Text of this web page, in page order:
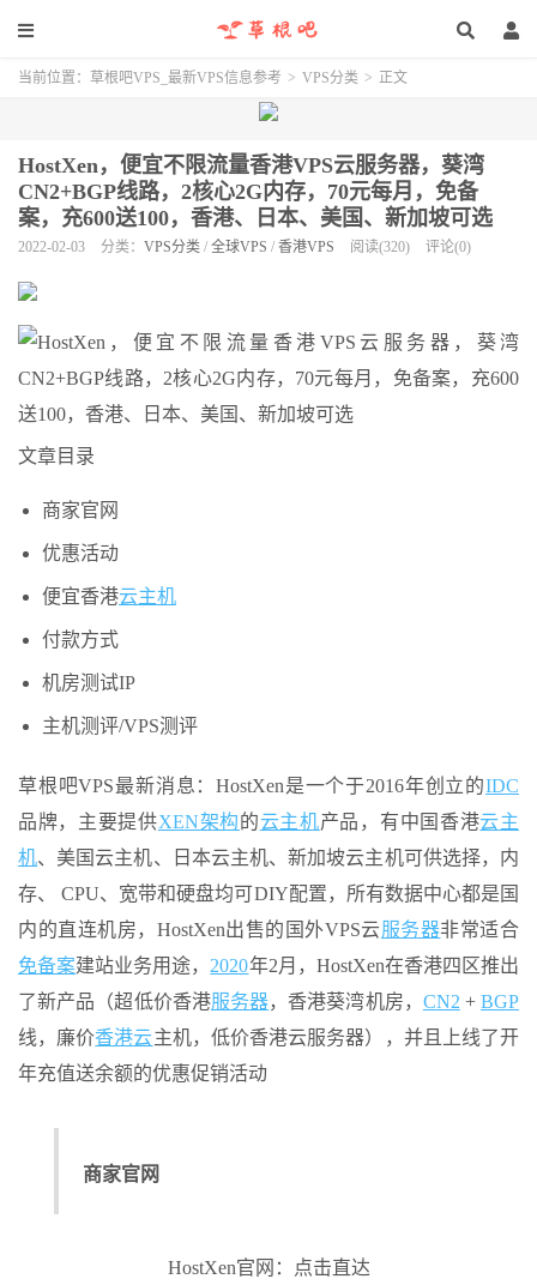
当前位置： 草根吧VPS_最新VPS信息参考 > VPS分类 > 正文
HostXen，便宜不限流量香港VPS云服务器，葵湾
CN2+BGP线路，2核心2G内存，70元每月，免备
案，充600送100，香港、日本、美国、新加坡可选
2022-02-03 分类： VPS分类 / 全球VPS / 香港VPS 阅读(320) 评论(0)
文章目录
商家官网
优惠活动
便宜香港云主机
付款方式
机房测试IP
主机测评/VPS测评
草根吧VPS最新消息：HostXen是一个于2016年创立的IDC
品牌，主要提供XEN架构的云主机产品，有中国香港云主
机、美国云主机、日本云主机、新加坡云主机可供选择，内
存、 CPU、宽带和硬盘均可DIY配置，所有数据中心都是国
内的直连机房，HostXen出售的国外VPS云服务器非常适合
免备案建站业务用途， 2020年2月，HostXen在香港四区推出
了新产品（超低价香港服务器，香港葵湾机房， CN2 +BGP
线，廉价香港云主机，低价香港云服务器），并且上线了开
年充值送余额的优惠促销活动
商家官网
HostXen官网：点击直达